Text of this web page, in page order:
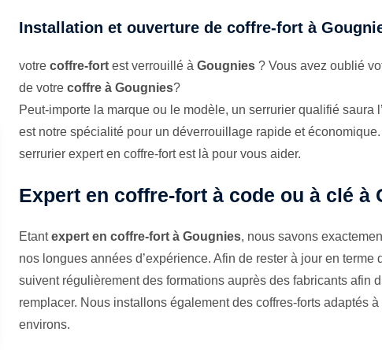
Installation et ouverture de coffre-fort à
votrecoffre-fort est verrouillé àGougnies ? Vous avez oublié
de votrecoffre à Gougnies?
Peut-importe la marque ou le modèle, un serrurier qualifié saura
est notre spécialité pour un déverrouillage rapide et
serrurier expert en coffre-fort est là pour vous aider.
Expert en coffre-fort à code ou à clé à
Etantexpert en coffre-fort à Gougnies, nous savons
nos longues années d’expérience. Afin de rester à jour en
suivent régulièrement des formations auprès des fabricants afin
remplacer. Nous installons également des coffres-forts adaptés
environs.